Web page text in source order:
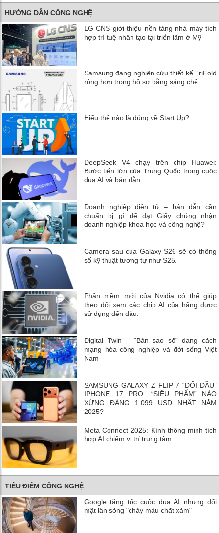
HƯỚNG DẪN CÔNG NGHỆ
LG CNS giới thiệu nền tảng nhà máy tích
hợp trí tuệ nhân tạo tại triển lãm ở Mỹ
Samsung đang nghiên cứu thiết kế TriFold
rộng hơn trong hồ sơ bằng sáng chế
Hiểu thể nào là đúng về Start Up?
DeepSeek V4 chạy trên chip Huawei:
Bước tiến lớn của Trung Quốc trong cuộc
đua AI và bán dẫn
Doanh nghiệp điện tử – bán dẫn cần
chuẩn bị gì để đạt Giấy chứng nhận
doanh nghiệp khoa học và công nghệ?
Camera sau của Galaxy S26 sẽ có thông
số kỹ thuật tương tự như S25.
Phần mềm mới của Nvidia có thể giúp
theo dõi xem các chip AI của hãng được
sử dụng đến đâu.
Digital Twin – “Bản sao số” đang cách
mạng hóa công nghiệp và đời sống Việt
Nam
SAMSUNG GALAXY Z FLIP 7 “ĐỐI ĐẦU”
IPHONE 17 PRO: “SIÊU PHẨM” NÀO
XỨNG ĐÁNG 1.099 USD NHẤT NĂM
2025?
Meta Connect 2025: Kính thông minh tích
hợp AI chiếm vị trí trung tâm
TIÊU ĐIỂM CÔNG NGHỆ
Google tăng tốc cuộc đua AI nhưng đối
mặt làn sóng "chảy máu chất xám"